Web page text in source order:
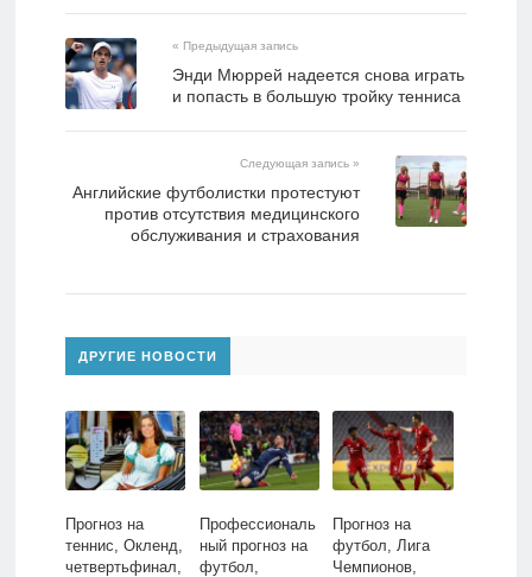
« Предыдущая запись
Энди Мюррей надеется снова играть
и попасть в большую тройку тенниса
Следующая запись »
Английские футболистки протестуют
против отсутствия медицинского
обслуживания и страхования
ДРУГИЕ НОВОСТИ
Прогноз на
теннис, Окленд,
четвертьфинал,
Профессиональ
ный прогноз на
футбол,
Прогноз на
футбол, Лига
Чемпионов,